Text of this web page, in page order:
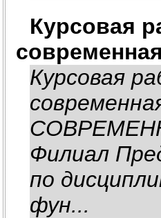
Курсовая
Курсовая
Филиал
по
фун...